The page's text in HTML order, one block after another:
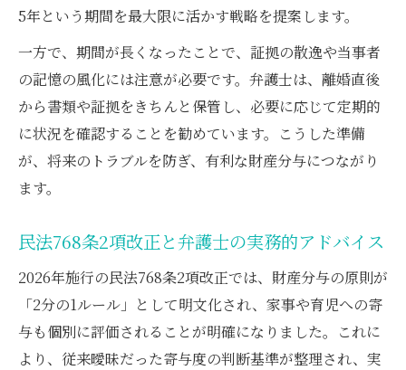
5年という期間を最大限に活かす戦略を提案します。
一方で、期間が長くなったことで、証拠の散逸や当事者
の記憶の風化には注意が必要です。弁護士は、離婚直後
から書類や証拠をきちんと保管し、必要に応じて定期的
に状況を確認することを勧めています。こうした準備
が、将来のトラブルを防ぎ、有利な財産分与につながり
ます。
民法768条2項改正と弁護士の実務的アドバイス
2026年施行の民法768条2項改正では、財産分与の原則が
「2分の1ルール」として明文化され、家事や育児への寄
与も個別に評価されることが明確になりました。これに
より、従来曖昧だった寄与度の判断基準が整理され、実